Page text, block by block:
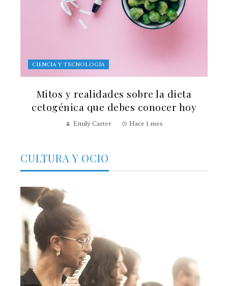
CIENCIA Y TECNOLOGÍA
Mitos y realidades sobre la dieta
cetogénica que debes conocer hoy
Emily Carter Hace 1 mes
CULTURA Y OCIO